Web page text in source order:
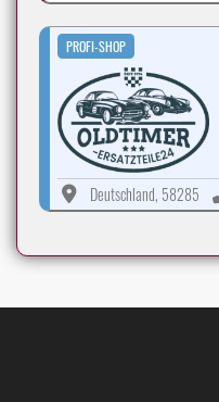
PROFI-SHOP
Deutschland, 58285